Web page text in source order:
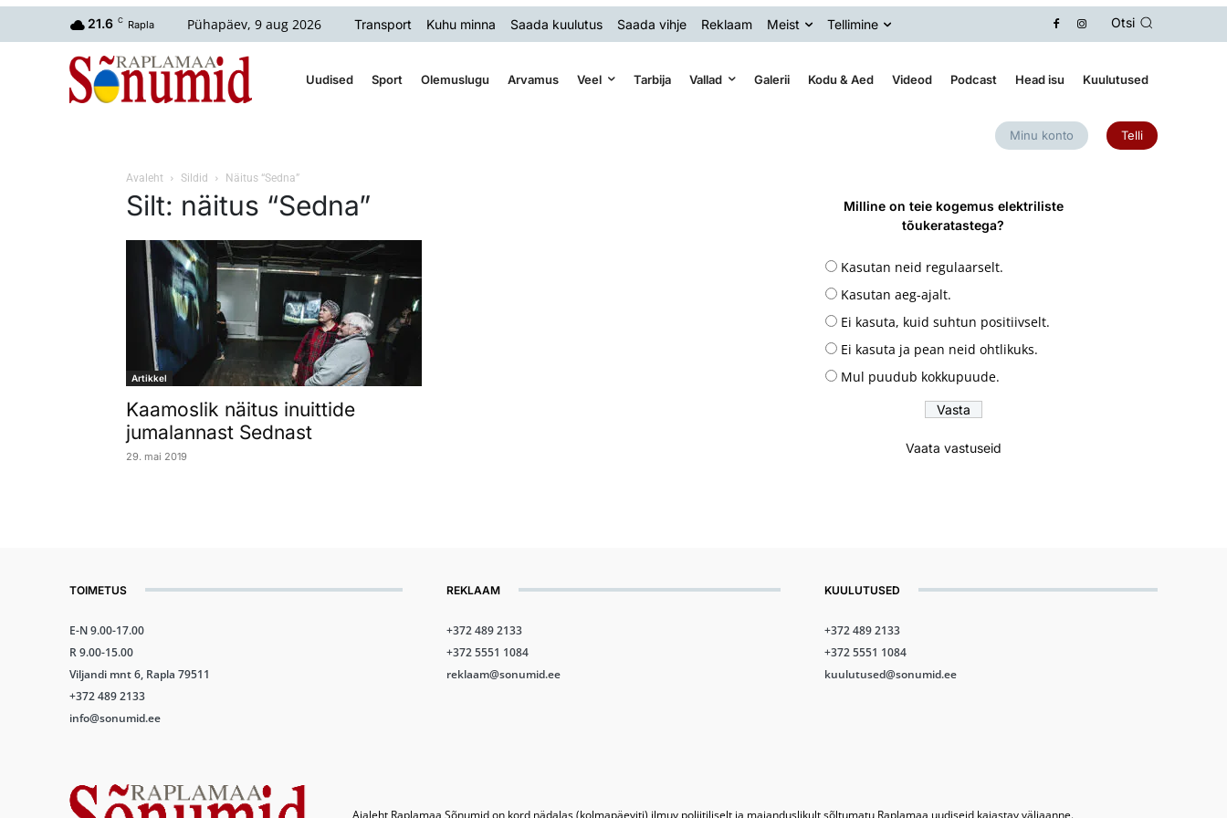
21.6 C Rapla Pühapäev, 9 aug 2026 Transport Kuhu minna Saada kuulutus Saada vihje Reklaam Meist Tellimine Otsi
Uudised Sport Olemuslugu Arvamus Veel Tarbija Vallad Galerii Kodu & Aed Videod Podcast Head isu Kuulutused
Minu konto Telli
Avaleht Sildid Näitus “Sedna”
Silt: näitus “Sedna”
Artikkel
Kaamoslik näitus inuittide
jumalannast Sednast
29. mai 2019
Milline on teie kogemus elektriliste
tõukeratastega?
Kasutan neid regulaarselt.
Kasutan aeg-ajalt.
Ei kasuta, kuid suhtun positiivselt.
Ei kasuta ja pean neid ohtlikuks.
Mul puudub kokkupuude.
Vaata vastuseid
TOIMETUS
E-N 9.00-17.00
R 9.00-15.00
Viljandi mnt 6, Rapla 79511
+372 489 2133
info@sonumid.ee
REKLAAM
+372 489 2133
+372 5551 1084
reklaam@sonumid.ee
KUULUTUSED
+372 489 2133
+372 5551 1084
kuulutused@sonumid.ee
Ajaleht Raplamaa Sõnumid on kord nädalas (kolmapäeviti) ilmuv poliitiliselt ja majanduslikult sõltumatu Raplamaa uudiseid kajastav väljaanne.